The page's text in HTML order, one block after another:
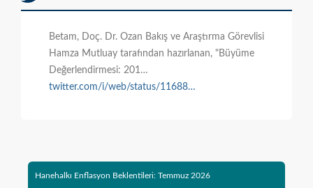
Betam, Doç. Dr. Ozan Bakış ve Araştırma Görevlisi
Hamza Mutluay tarafından hazırlanan, "Büyüme
Değerlendirmesi: 201…
twitter.com/i/web/status/11688…
Hanehalkı Enflasyon Beklentileri: Temmuz 2026